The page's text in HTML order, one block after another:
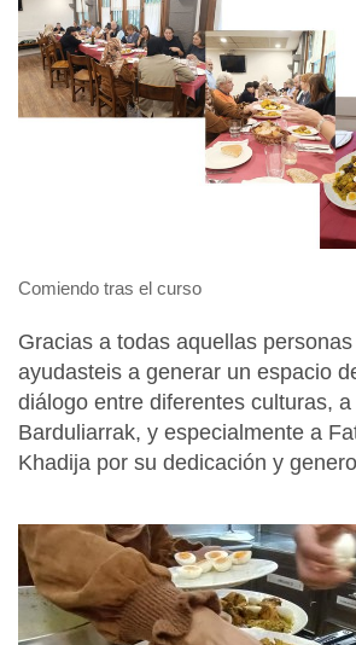
Comiendo tras el curso
Gracias a todas aquellas
ayudasteis a generar un espacio
diálogo entre diferentes culturas,
Barduliarrak, y especialmente a
Khadija por su dedicación y